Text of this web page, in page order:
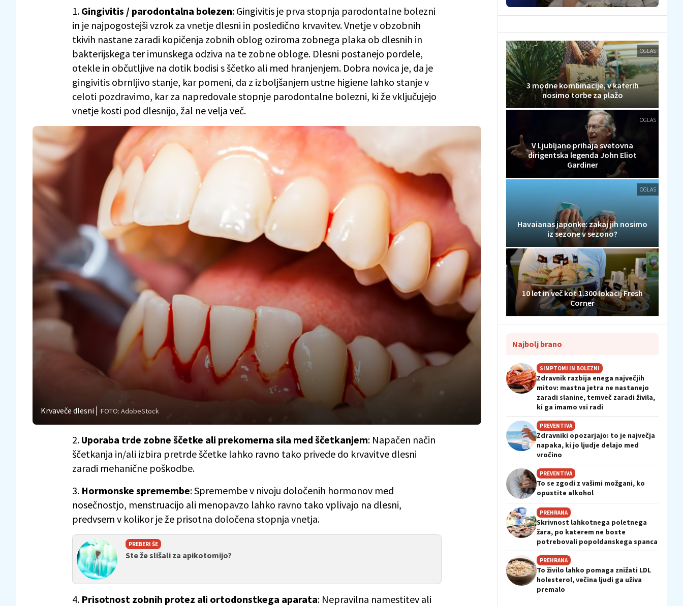
1. Gingivitis / parodontalna bolezen: Gingivitis je prva stopnja parodontalne bolezni
in je najpogostejši vzrok za vnetje dlesni in posledično krvavitev. Vnetje v obzobnih
tkivih nastane zaradi kopičenja zobnih oblog oziroma zobnega plaka ob dlesnih in
bakterijskega ter imunskega odziva na te zobne obloge. Dlesni postanejo pordele,
otekle in občutljive na dotik bodisi s ščetko ali med hranjenjem. Dobra novica je, da je
gingivitis obrnljivo stanje, kar pomeni, da z izboljšanjem ustne higiene lahko stanje v
celoti pozdravimo, kar za napredovale stopnje parodontalne bolezni, ki že vključujejo
vnetje kosti pod dlesnijo, žal ne velja več.
Krvaveče dlesni FOTO: AdobeStock
2. Uporaba trde zobne ščetke ali prekomerna sila med ščetkanjem: Napačen način
ščetkanja in/ali izbira pretrde ščetke lahko ravno tako privede do krvavitve dlesni
zaradi mehanične poškodbe.
3. Hormonske spremembe: Spremembe v nivoju določenih hormonov med
nosečnostjo, menstruacijo ali menopavzo lahko ravno tako vplivajo na dlesni,
predvsem v kolikor je že prisotna določena stopnja vnetja.
PREBERI ŠE
Ste že slišali za apikotomijo?
4. Prisotnost zobnih protez ali ortodonstkega aparata: Nepravilna namestitev ali
OGLAS
3 modne kombinacije, v katerih
nosimo torbe za plažo
OGLAS
V Ljubljano prihaja svetovna
dirigentska legenda John Eliot
Gardiner
OGLAS
Havaianas japonke: zakaj jih nosimo
iz sezone v sezono?
10 let in več kot 1.300 lokacij Fresh
Corner
Najbolj brano
SIMPTOMI IN BOLEZNI
Zdravnik razbija enega največjih
mitov: mastna jetra ne nastanejo
zaradi slanine, temveč zaradi živila,
ki ga imamo vsi radi
PREVENTIVA
Zdravniki opozarjajo: to je največja
napaka, ki jo ljudje delajo med
vročino
PREVENTIVA
To se zgodi z vašimi možgani, ko
opustite alkohol
PREHRANA
Skrivnost lahkotnega poletnega
žara, po katerem ne boste
potrebovali popoldanskega spanca
PREHRANA
To živilo lahko pomaga znižati LDL
holesterol, večina ljudi ga uživa
premalo